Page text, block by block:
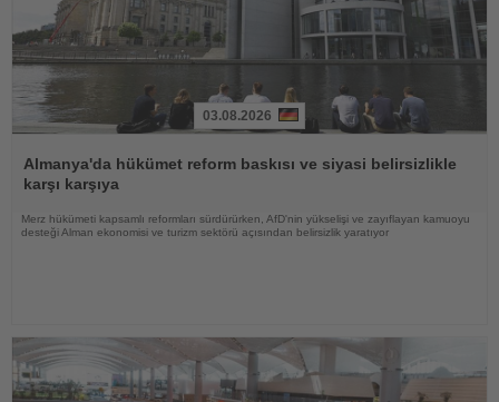
Oku
03.08.2026
Almanya'da hükümet reform baskısı ve siyasi belirsizlikle
karşı karşıya
Merz hükümeti kapsamlı reformları sürdürürken, AfD'nin yükselişi ve zayıflayan kamuoyu
desteği Alman ekonomisi ve turizm sektörü açısından belirsizlik yaratıyor